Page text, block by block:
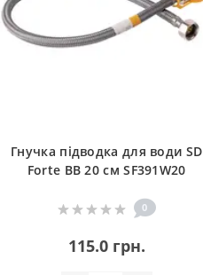
Гнучка підводка для води SD
Forte ВВ 20 см SF391W20
0
115.0 грн.